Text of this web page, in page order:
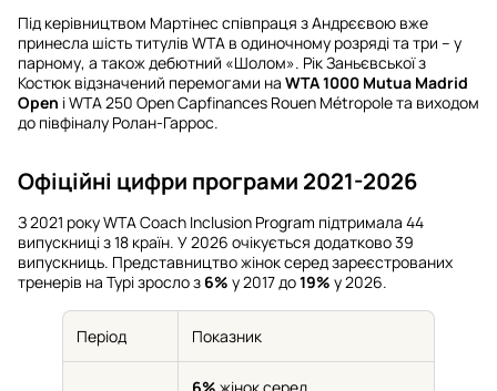
Під керівництвом Мартінес співпраця з Андрєєвою вже
принесла шість титулів WTA в одиночному розряді та три – у
парному, а також дебютний «Шолом». Рік Заньєвської з
Костюк відзначений перемогами на WTA 1000 Mutua Madrid
Open і WTA 250 Open Capfinances Rouen Métropole та виходом
до півфіналу Ролан-Гаррос.
Офіційні цифри програми 2021-2026
З 2021 року WTA Coach Inclusion Program підтримала 44
випускниці з 18 країн. У 2026 очікується додатково 39
випускниць. Представництво жінок серед зареєстрованих
тренерів на Турі зросло з 6% у 2017 до19% у 2026.
Період Показник
6% жінок серед